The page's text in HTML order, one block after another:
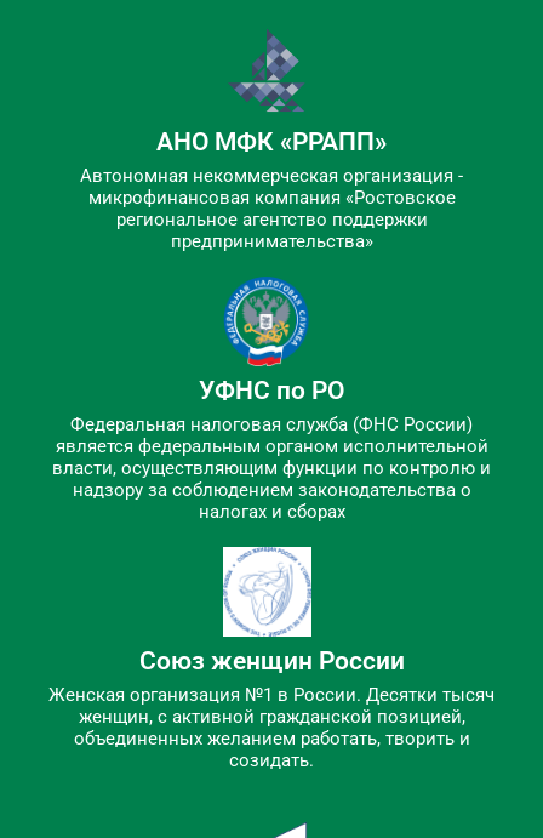
АНО МФК «РРАПП»
Автономная некоммерческая организация -
микрофинансовая компания «Ростовское
региональное агентство поддержки
предпринимательства»
УФНС по РО
Федеральная налоговая служба (ФНС России)
является федеральным органом исполнительной
власти, осуществляющим функции по контролю и
надзору за соблюдением законодательства о
налогах и сборах
Союз женщин России
Женская организация №1 в России. Десятки тысяч
женщин, с активной гражданской позицией,
объединенных желанием работать, творить и
созидать.